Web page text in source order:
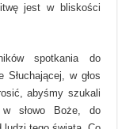
jest w bliskości
spotkania do
w głos
abyśmy szukali
słowo Boże, do